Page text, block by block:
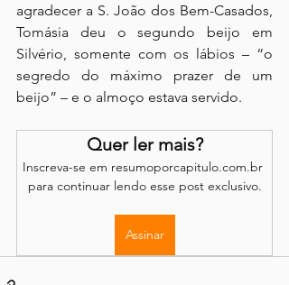
agradecer a S. João dos Bem-Casados,
Tomásia deu o segundo beijo em
Silvério, somente com os lábios – “o
segredo do máximo prazer de um
beijo” – e o almoço estava servido.
Quer ler mais?
Inscreva-se em resumoporcapitulo.com.br
para continuar lendo esse post exclusivo.
Assinar